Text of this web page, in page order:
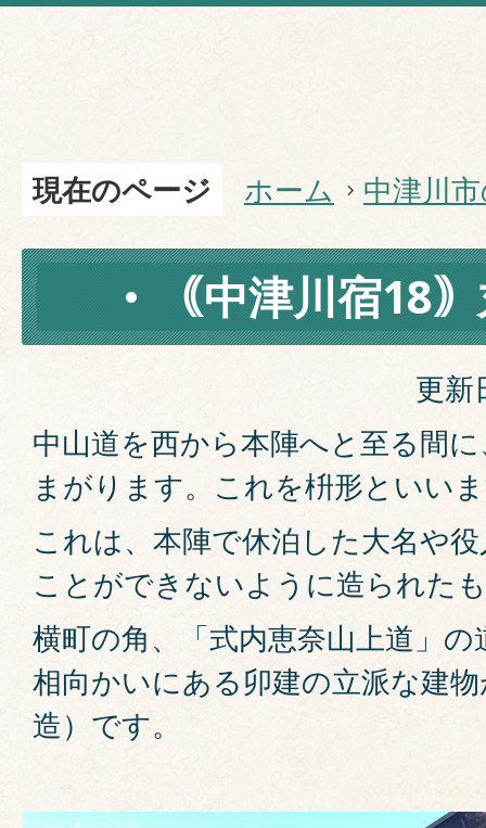
現在のページ ホーム 中津川
｟中津川宿18
更新
中山道を西から本陣へと至る間
まがります。これを枡形といい
これは、本陣で休泊した大名や
ことができないように造られた
横町の角、「式内恵奈山上道」
相向かいにある卯建の立派な建
造）です。